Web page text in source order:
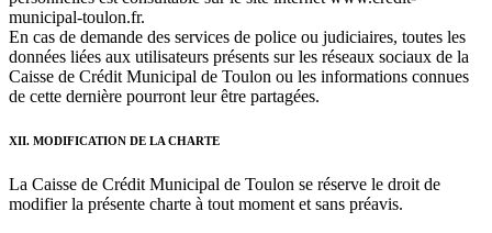
municipal-toulon.fr.
En cas de demande des services de police ou judiciaires, toutes les
données liées aux utilisateurs présents sur les réseaux sociaux de la
Caisse de Crédit Municipal de Toulon ou les informations connues
de cette dernière pourront leur être partagées.
XII. MODIFICATION DE LA CHARTE
La Caisse de Crédit Municipal de Toulon se réserve le droit de
modifier la présente charte à tout moment et sans préavis.